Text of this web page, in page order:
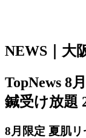
NEWS｜大
TopNews 8
鍼受け放題
8月限定 夏肌